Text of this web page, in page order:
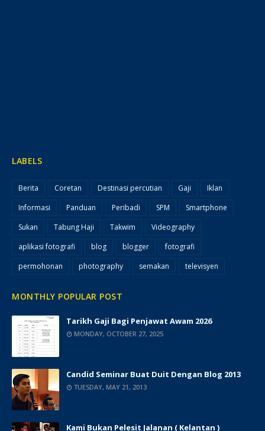
LABELS
Berita Coretan Destinasi percutian Gaji
Iklan
Informasi
Panduan Peribadi SPM
Smartphone
Sukan
Tabung Haji Takwim
Videography
aplikasi fotografi
blog blogger
fotografi
permohonan
photography semakan televisyen
MONTHLY POPULAR POST
Tarikh Gaji Bagi Penjawat Awam 2026
MONDAY, OCTOBER 27, 2025
Candid Seminar Buat Duit Dengan Blog 2013
TUESDAY, MAY 21, 2013
Kami Bukan Pelesit Jalanan ( Kelantan )